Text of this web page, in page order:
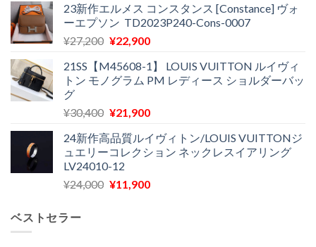
価
格
は
で
し
の
価
格
¥18,300
で
23新作エルメス コンスタンス [Constance] ヴォ
ーエプソン TD2023P240-Cons-0007
¥27,200 元
価
格
¥27,200
し
た。
¥22,900現
の
価
は
で
す。
21SS【M45608-1】 LOUIS VUITTON ルイヴィ
トン モノグラム PM レディース ショルダーバッ
グ
¥30,400 元
価
格
は
¥30,400
¥21,900現
の
価
は
24新作高品質ルイヴィトン/LOUIS VUITTONジ
ュエリーコレクション ネックレスイアリング
LV24010-12
¥24,000 元
¥11,900現
ベストセラー